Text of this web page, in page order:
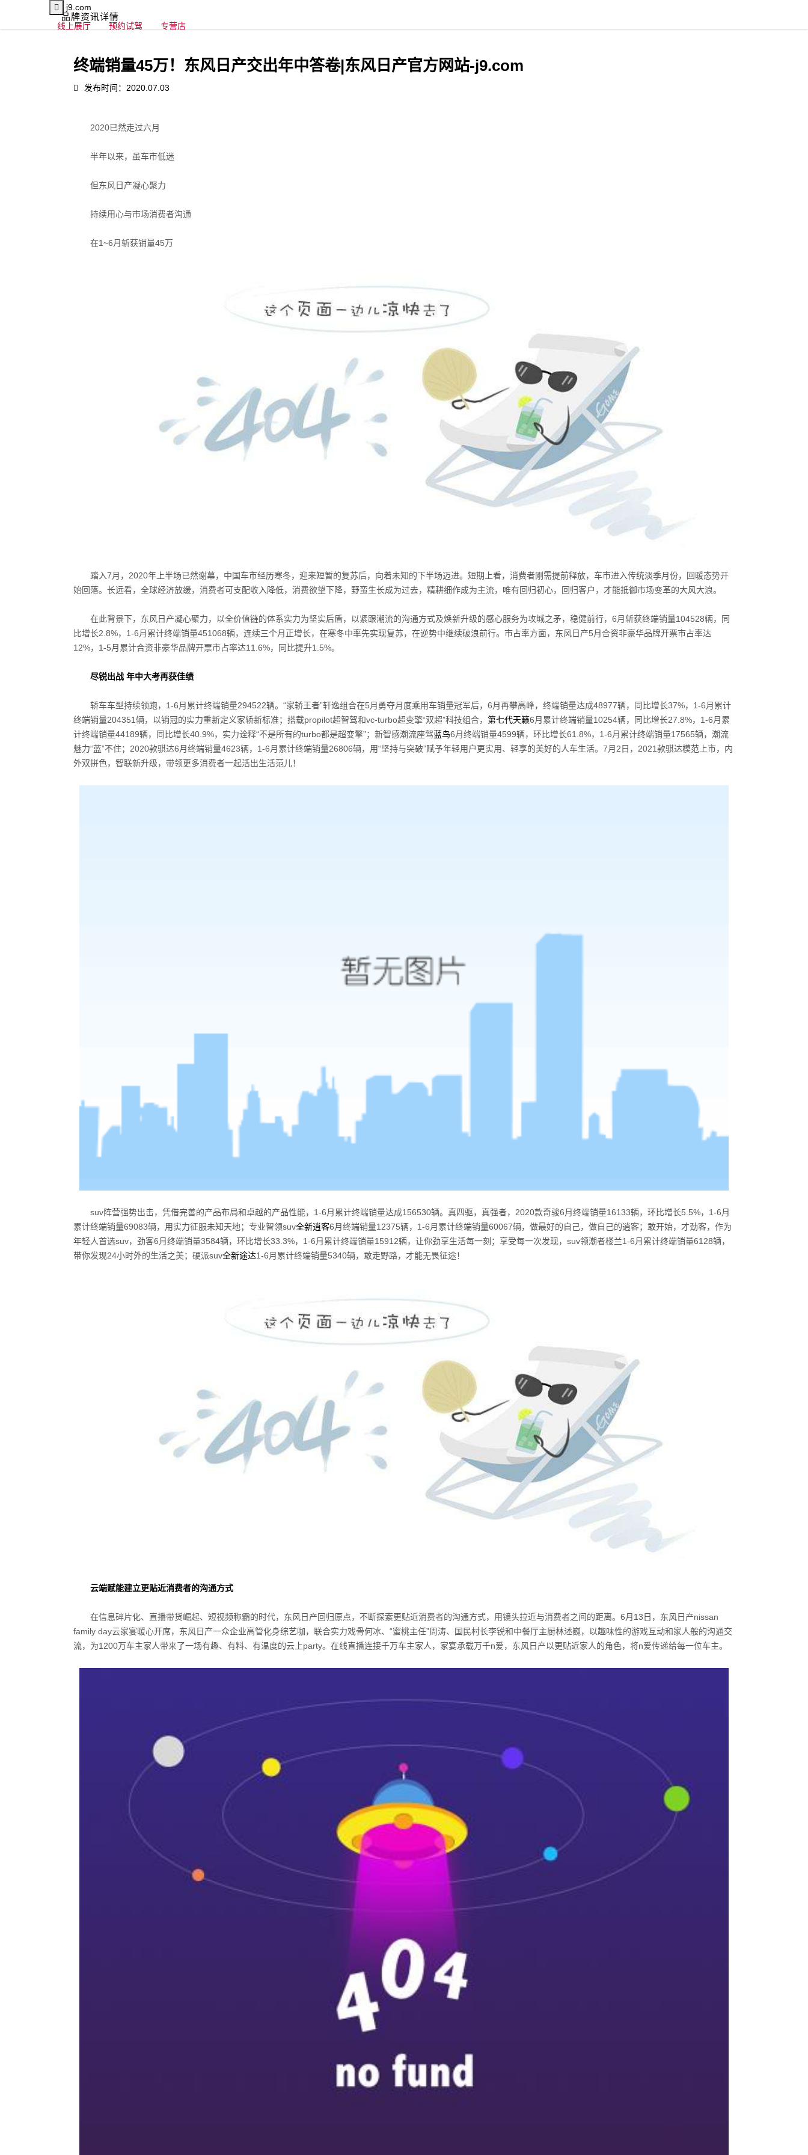
j9.com
线上展厅
预约试驾 专营店
品牌资讯详情
终端销量45万！东风日产交出年中答卷|东风日产官方网站-j9.com
发布时间：2020.07.03
2020已然走过六月
半年以来，虽车市低迷
但东风日产凝心聚力
持续用心与市场消费者沟通
在1~6月斩获销量45万
踏入7月， 2020年上半场已然谢幕，中国车市经历寒冬，迎来短暂的复苏后，向着未知的下半场迈进。短期上看，消费者刚需提前释放，车市进入传统淡季月份，回暖态势开
始回落。长远看，全球经济放缓，消费者可支配收入降低，消费欲望下降，野蛮生长成为过去，精耕细作成为主流，唯有回归初心，回归客户，才能抵御市场变革的大风大浪。
在此背景下，东风日产凝心聚力，以全价值链的体系实力为坚实后盾，以紧跟潮流的沟通方式及焕新升级的感心服务为攻城之矛，稳健前行， 6月斩获终端销量104528辆，同
比增长2.8%， 1-6月累计终端销量451068辆，连续三个月正增长，在寒冬中率先实现复苏，在逆势中继续破浪前行。市占率方面，东风日产5月合资非豪华品牌开票市占率达
12%， 1-5月累计合资非豪华品牌开票市占率达11.6%，同比提升1.5%。
尽锐出战 年中大考再获佳绩
轿车车型持续领跑， 1-6月累计终端销量294522辆。“家轿王者”轩逸组合在5月勇夺月度乘用车销量冠军后， 6月再攀高峰，终端销量达成48977辆，同比增长37%， 1-6月累计
终端销量204351辆，以销冠的实力重新定义家轿新标准；搭载propilot超智驾和vc-turbo超变擎“双超”科技组合， 第七代天籁6月累计终端销量10254辆，同比增长27.8%， 1-6月累
计终端销量44189辆，同比增长40.9%，实力诠释“不是所有的turbo都是超变擎”；新智感潮流座驾蓝鸟6月终端销量4599辆，环比增长61.8%， 1-6月累计终端销量17565辆，潮流
魅力“蓝”不住； 2020款骐达6月终端销量4623辆， 1-6月累计终端销量26806辆，用“坚持与突破”赋予年轻用户更实用、轻享的美好的人车生活。 7月2 日， 2021款骐达模范上市，内
外双拼色，智联新升级，带领更多消费者一起活出生活范儿！
suv阵营强势出击，凭借完善的产品布局和卓越的产品性能， 1-6月累计终端销量达成156530辆。真四驱，真强者， 2020款奇骏6月终端销量16133辆，环比增长5.5%， 1-6月
累计终端销量69083辆，用实力征服未知天地；专业智领suv全新逍客6月终端销量12375辆， 1-6月累计终端销量60067辆，做最好的自己，做自己的逍客；敢开始，才劲客，作为
年轻人首选suv，劲客6月终端销量3584辆，环比增长33.3%， 1-6月累计终端销量15912辆，让你劲享生活每一刻；享受每一次发现， suv领潮者楼兰1-6月累计终端销量6128辆，
带你发现24小时外的生活之美；硬派suv全新途达1-6月累计终端销量5340辆，敢走野路，才能无畏征途！
云端赋能建立更贴近消费者的沟通方式
在信息碎片化、直播带货崛起、短视频称霸的时代，东风日产回归原点，不断探索更贴近消费者的沟通方式，用镜头拉近与消费者之间的距离。 6月13日，东风日产nissan
family day云家宴暖心开席，东风日产一众企业高管化身综艺咖，联合实力戏骨何冰、“蜜桃主任”周涛、国民村长李锐和中餐厅主厨林述巍，以趣味性的游戏互动和家人般的沟通交
流，为1200万车主家人带来了一场有趣、有料、有温度的云上party。在线直播连接千万车主家人，家宴承载万千n爱，东风日产以更贴近家人的角色，将n爱传递给每一位车主。